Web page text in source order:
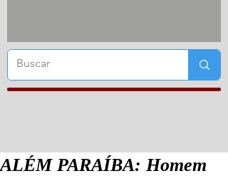
ALÉM PARAÍBA: Homem